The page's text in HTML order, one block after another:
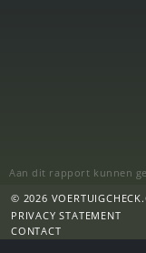
Aan dit rapport kunnen
© 2026
PRIVACY STATEMENT
CONTACT